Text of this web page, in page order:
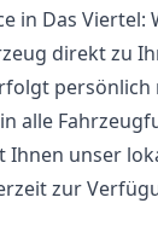
in Das Viertel:
direkt zu
alle
Ihnen unser
zur